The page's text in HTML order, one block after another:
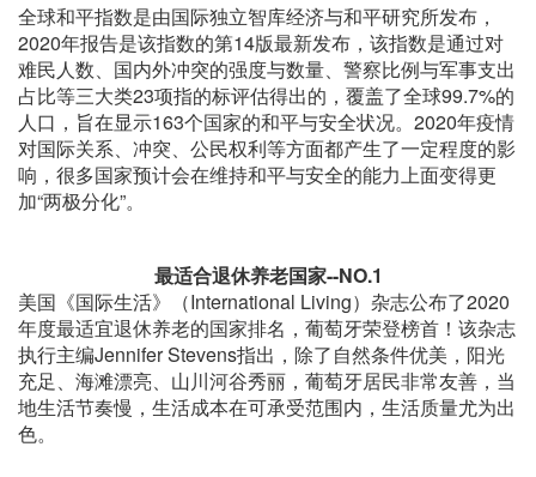
全球和平指数是由国际独立智库经济与和平研究所发布，
2020年报告是该指数的第14版最新发布，该指数是通过对
难民人数、国内外冲突的强度与数量、警察比例与军事支出
占比等三大类23项指的标评估得出的，覆盖了全球99.7%的
人口，旨在显示163个国家的和平与安全状况。2020年疫情
对国际关系、冲突、公民权利等方面都产生了一定程度的影
响，很多国家预计会在维持和平与安全的能力上面变得更
加“两极分化”。
最适合退休养老国家--NO.1
美国《国际生活》（International Living）杂志公布了2020
年度最适宜退休养老的国家排名，葡萄牙荣登榜首！该杂志
执行主编Jennifer Stevens指出，除了自然条件优美，阳光
充足、海滩漂亮、山川河谷秀丽，葡萄牙居民非常友善，当
地生活节奏慢，生活成本在可承受范围内，生活质量尤为出
色。